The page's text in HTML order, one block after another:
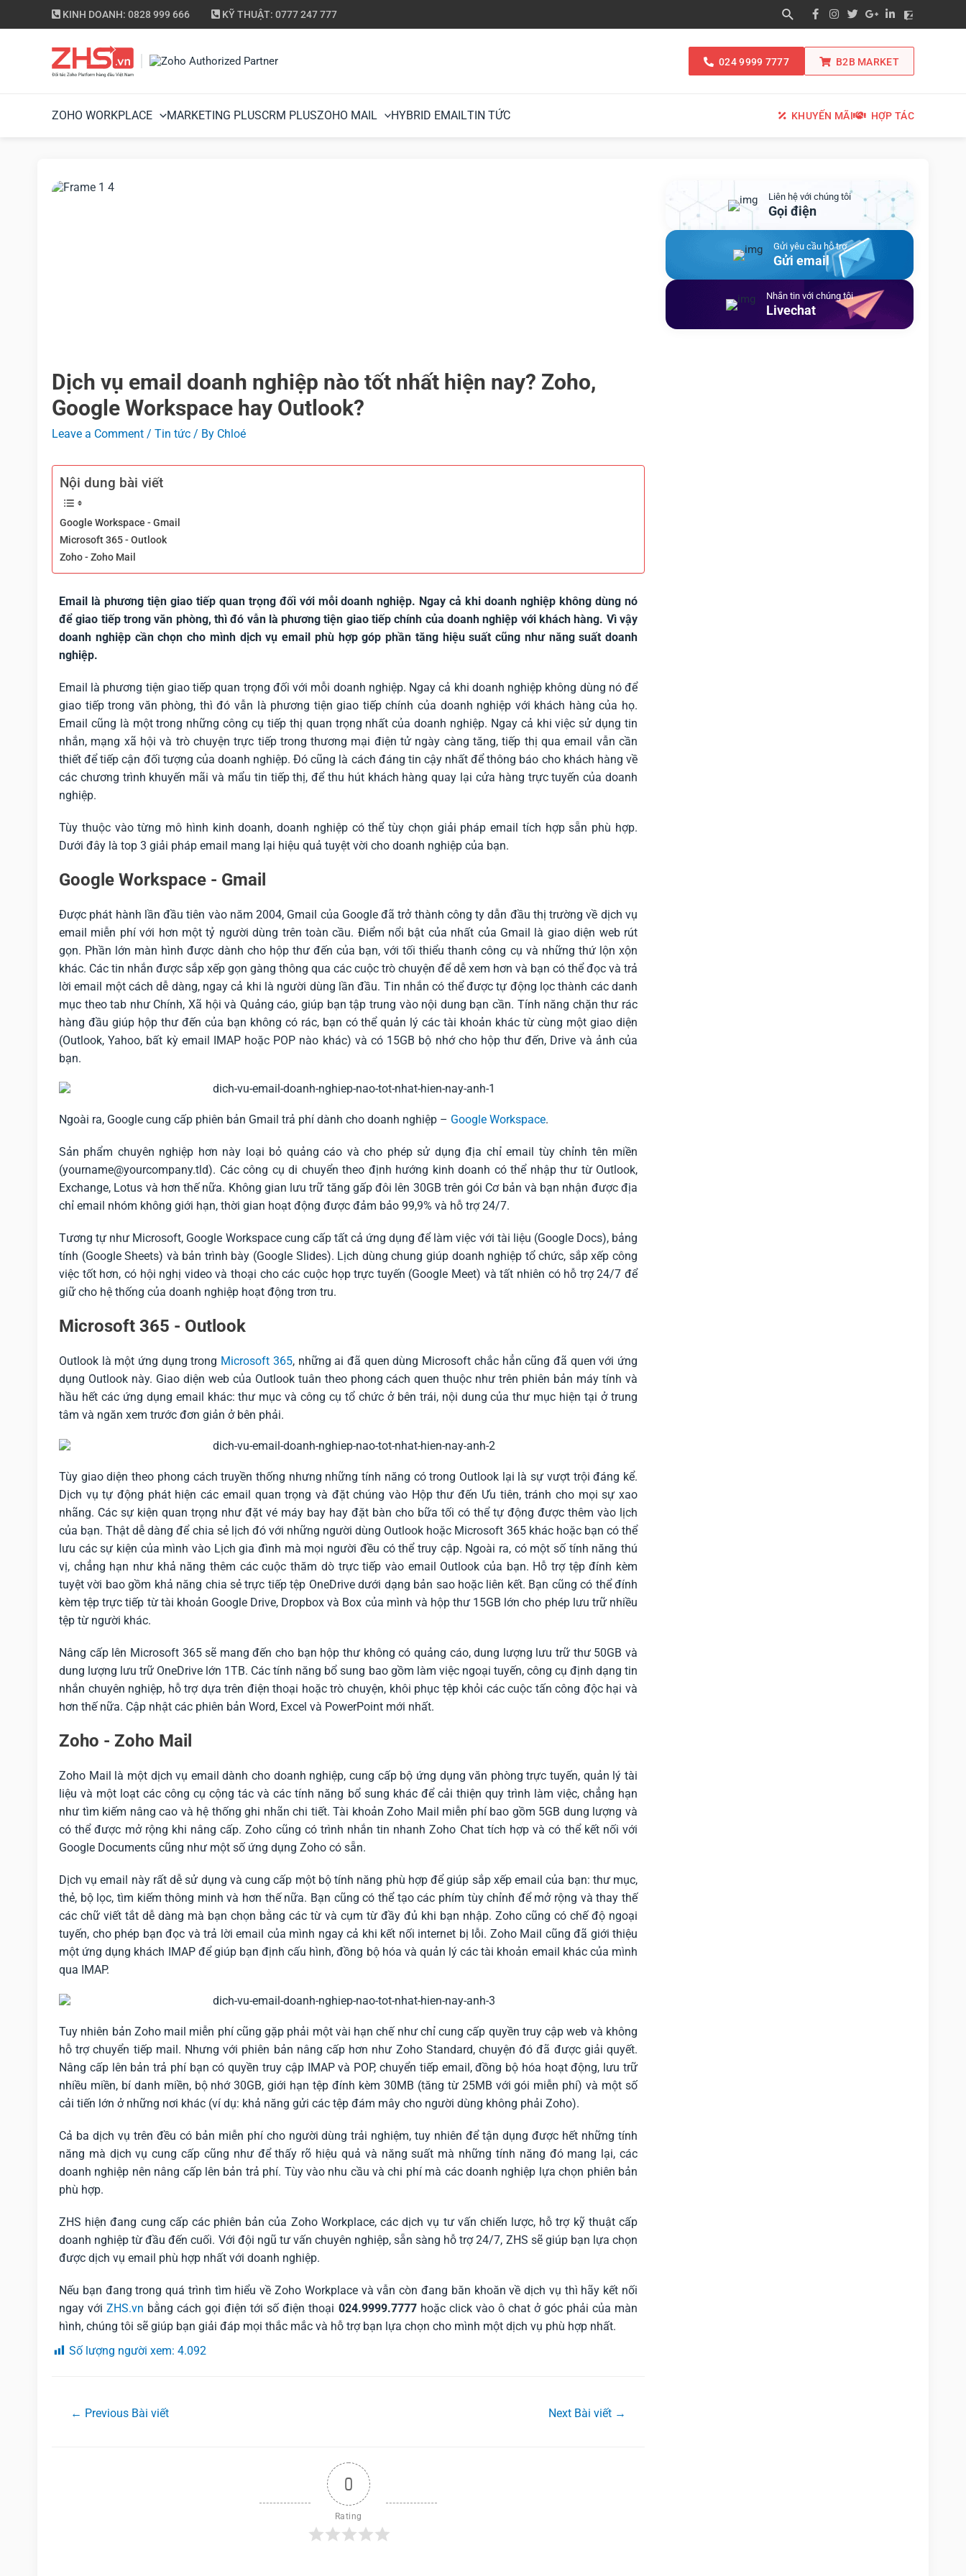
KINH DOANH: 0828 999 666 KỸ THUẬT: 0777 247 777
024 9999 7777 B2B MARKET
ZOHO WORKPLACE MARKETING PLUSCRM PLUSZOHO MAIL HYBRID EMAILTIN TỨC KHUYẾN MÃI HỢP TÁC
Dịch vụ email doanh nghiệp nào tốt nhất hiện nay? Zoho,
Google Workspace hay Outlook?
Leave a Comment / Tin tức / By Chloé
Nội dung bài viết
Google Workspace - Gmail
Microsoft 365 - Outlook
Zoho - Zoho Mail
Email là phương tiện giao tiếp quan trọng đối với mỗi doanh nghiệp. Ngay cả khi doanh nghiệp không dùng nó
để giao tiếp trong văn phòng, thì đó vẫn là phương tiện giao tiếp chính của doanh nghiệp với khách hàng. Vì vậy
doanh nghiệp cần chọn cho mình dịch vụ email phù hợp góp phần tăng hiệu suất cũng như năng suất doanh
nghiệp.
Email là phương tiện giao tiếp quan trọng đối với mỗi doanh nghiệp. Ngay cả khi doanh nghiệp không dùng nó để
giao tiếp trong văn phòng, thì đó vẫn là phương tiện giao tiếp chính của doanh nghiệp với khách hàng của họ.
Email cũng là một trong những công cụ tiếp thị quan trọng nhất của doanh nghiệp. Ngay cả khi việc sử dụng tin
nhắn, mạng xã hội và trò chuyện trực tiếp trong thương mại điện tử ngày càng tăng, tiếp thị qua email vẫn cần
thiết để tiếp cận đối tượng của doanh nghiệp. Đó cũng là cách đáng tin cậy nhất để thông báo cho khách hàng về
các chương trình khuyến mãi và mẩu tin tiếp thị, để thu hút khách hàng quay lại cửa hàng trực tuyến của doanh
nghiệp.
Tùy thuộc vào từng mô hình kinh doanh, doanh nghiệp có thể tùy chọn giải pháp email tích hợp sẵn phù hợp.
Dưới đây là top 3 giải pháp email mang lại hiệu quả tuyệt vời cho doanh nghiệp của bạn.
Google Workspace - Gmail
Được phát hành lần đầu tiên vào năm 2004, Gmail của Google đã trở thành công ty dẫn đầu thị trường về dịch vụ
email miễn phí với hơn một tỷ người dùng trên toàn cầu. Điểm nổi bật của nhất của Gmail là giao diện web rút
gọn. Phần lớn màn hình được dành cho hộp thư đến của bạn, với tối thiểu thanh công cụ và những thứ lộn xộn
khác. Các tin nhắn được sắp xếp gọn gàng thông qua các cuộc trò chuyện để dễ xem hơn và bạn có thể đọc và trả
lời email một cách dễ dàng, ngay cả khi là người dùng lần đầu. Tin nhắn có thể được tự động lọc thành các danh
mục theo tab như Chính, Xã hội và Quảng cáo, giúp bạn tập trung vào nội dung bạn cần. Tính năng chặn thư rác
hàng đầu giúp hộp thư đến của bạn không có rác, bạn có thể quản lý các tài khoản khác từ cùng một giao diện
(Outlook, Yahoo, bất kỳ email IMAP hoặc POP nào khác) và có 15GB bộ nhớ cho hộp thư đến, Drive và ảnh của
bạn.
Ngoài ra, Google cung cấp phiên bản Gmail trả phí dành cho doanh nghiệp – Google Workspace.
Sản phẩm chuyên nghiệp hơn này loại bỏ quảng cáo và cho phép sử dụng địa chỉ email tùy chỉnh tên miền
(yourname@yourcompany.tld). Các công cụ di chuyển theo định hướng kinh doanh có thể nhập thư từ Outlook,
Exchange, Lotus và hơn thế nữa. Không gian lưu trữ tăng gấp đôi lên 30GB trên gói Cơ bản và bạn nhận được địa
chỉ email nhóm không giới hạn, thời gian hoạt động được đảm bảo 99,9% và hỗ trợ 24/7.
Tương tự như Microsoft, Google Workspace cung cấp tất cả ứng dụng để làm việc với tài liệu (Google Docs), bảng
tính (Google Sheets) và bản trình bày (Google Slides). Lịch dùng chung giúp doanh nghiệp tổ chức, sắp xếp công
việc tốt hơn, có hội nghị video và thoại cho các cuộc họp trực tuyến (Google Meet) và tất nhiên có hỗ trợ 24/7 để
giữ cho hệ thống của doanh nghiệp hoạt động trơn tru.
Microsoft 365 - Outlook
Outlook là một ứng dụng trong Microsoft 365, những ai đã quen dùng Microsoft chắc hẳn cũng đã quen với ứng
dụng Outlook này. Giao diện web của Outlook tuân theo phong cách quen thuộc như trên phiên bản máy tính và
hầu hết các ứng dụng email khác: thư mục và công cụ tổ chức ở bên trái, nội dung của thư mục hiện tại ở trung
tâm và ngăn xem trước đơn giản ở bên phải.
Tùy giao diện theo phong cách truyền thống nhưng những tính năng có trong Outlook lại là sự vượt trội đáng kể.
Dịch vụ tự động phát hiện các email quan trọng và đặt chúng vào Hộp thư đến Ưu tiên, tránh cho mọi sự xao
nhãng. Các sự kiện quan trọng như đặt vé máy bay hay đặt bàn cho bữa tối có thể tự động được thêm vào lịch
của bạn. Thật dễ dàng để chia sẻ lịch đó với những người dùng Outlook hoặc Microsoft 365 khác hoặc bạn có thể
lưu các sự kiện của mình vào Lịch gia đình mà mọi người đều có thể truy cập. Ngoài ra, có một số tính năng thú
vị, chẳng hạn như khả năng thêm các cuộc thăm dò trực tiếp vào email Outlook của bạn. Hỗ trợ tệp đính kèm
tuyệt vời bao gồm khả năng chia sẻ trực tiếp tệp OneDrive dưới dạng bản sao hoặc liên kết. Bạn cũng có thể đính
kèm tệp trực tiếp từ tài khoản Google Drive, Dropbox và Box của mình và hộp thư 15GB lớn cho phép lưu trữ nhiều
tệp từ người khác.
Nâng cấp lên Microsoft 365 sẽ mang đến cho bạn hộp thư không có quảng cáo, dung lượng lưu trữ thư 50GB và
dung lượng lưu trữ OneDrive lớn 1TB. Các tính năng bổ sung bao gồm làm việc ngoại tuyến, công cụ định dạng tin
nhắn chuyên nghiệp, hỗ trợ dựa trên điện thoại hoặc trò chuyện, khôi phục tệp khỏi các cuộc tấn công độc hại và
hơn thế nữa. Cập nhật các phiên bản Word, Excel và PowerPoint mới nhất.
Zoho - Zoho Mail
Zoho Mail là một dịch vụ email dành cho doanh nghiệp, cung cấp bộ ứng dụng văn phòng trực tuyến, quản lý tài
liệu và một loạt các công cụ cộng tác và các tính năng bổ sung khác để cải thiện quy trình làm việc, chẳng hạn
như tìm kiếm nâng cao và hệ thống ghi nhãn chi tiết. Tài khoản Zoho Mail miễn phí bao gồm 5GB dung lượng và
có thể được mở rộng khi nâng cấp. Zoho cũng có trình nhắn tin nhanh Zoho Chat tích hợp và có thể kết nối với
Google Documents cũng như một số ứng dụng Zoho có sẵn.
Dịch vụ email này rất dễ sử dụng và cung cấp một bộ tính năng phù hợp để giúp sắp xếp email của bạn: thư mục,
thẻ, bộ lọc, tìm kiếm thông minh và hơn thế nữa. Bạn cũng có thể tạo các phím tùy chỉnh để mở rộng và thay thế
các chữ viết tắt dễ dàng mà bạn chọn bằng các từ và cụm từ đầy đủ khi bạn nhập. Zoho cũng có chế độ ngoại
tuyến, cho phép bạn đọc và trả lời email của mình ngay cả khi kết nối internet bị lỗi. Zoho Mail cũng đã giới thiệu
một ứng dụng khách IMAP để giúp bạn định cấu hình, đồng bộ hóa và quản lý các tài khoản email khác của mình
qua IMAP.
Tuy nhiên bản Zoho mail miễn phí cũng gặp phải một vài hạn chế như chỉ cung cấp quyền truy cập web và không
hỗ trợ chuyển tiếp mail. Nhưng với phiên bản nâng cấp hơn như Zoho Standard, chuyện đó đã được giải quyết.
Nâng cấp lên bản trả phí bạn có quyền truy cập IMAP và POP, chuyển tiếp email, đồng bộ hóa hoạt động, lưu trữ
nhiều miền, bí danh miền, bộ nhớ 30GB, giới hạn tệp đính kèm 30MB (tăng từ 25MB với gói miễn phí) và một số
cải tiến lớn ở những nơi khác (ví dụ: khả năng gửi các tệp đám mây cho người dùng không phải Zoho).
Cả ba dịch vụ trên đều có bản miễn phí cho người dùng trải nghiệm, tuy nhiên để tận dụng được hết những tính
năng mà dịch vụ cung cấp cũng như để thấy rõ hiệu quả và năng suất mà những tính năng đó mang lại, các
doanh nghiệp nên nâng cấp lên bản trả phí. Tùy vào nhu cầu và chi phí mà các doanh nghiệp lựa chọn phiên bản
phù hợp.
ZHS hiện đang cung cấp các phiên bản của Zoho Workplace, các dịch vụ tư vấn chiến lược, hỗ trợ kỹ thuật cấp
doanh nghiệp từ đầu đến cuối. Với đội ngũ tư vấn chuyên nghiệp, sẵn sàng hỗ trợ 24/7, ZHS sẽ giúp bạn lựa chọn
được dịch vụ email phù hợp nhất với doanh nghiệp.
Nếu bạn đang trong quá trình tìm hiểu về Zoho Workplace và vẫn còn đang băn khoăn về dịch vụ thì hãy kết nối
ngay vớiZHS.vn bằng cách gọi điện tới số điện thoại 024.9999.7777hoặc click vào ô chat ở góc phải của màn
hình, chúng tôi sẽ giúp bạn giải đáp mọi thắc mắc và hỗ trợ bạn lựa chọn cho mình một dịch vụ phù hợp nhất.
Số lượng người xem: 4.092
← Previous Bài viết Next Bài viết →
0
Rating
Liên hệ với chúng tôi
Gọi điện
Gửi yêu cầu hỗ trợ
Gửi email
Nhắn tin với chúng tôi
Livechat